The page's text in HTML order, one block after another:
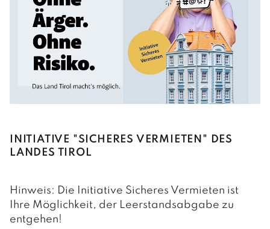
INITIATIVE "SICHERES VERMIETEN" DES
LANDES TIROL
Hinweis: Die Initiative Sicheres Vermieten ist
Ihre Möglichkeit, der Leerstandsabgabe zu
entgehen!